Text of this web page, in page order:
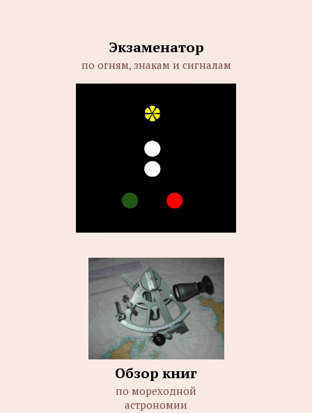
Экзаменатор
по огням, знакам и сигналам
Обзор книг
по мореходной
астрономии